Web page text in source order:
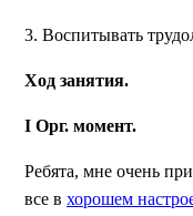
3. Воспитывать
Ход занятия.
I Орг. момент.
Ребята, мне очень
все в хорошем